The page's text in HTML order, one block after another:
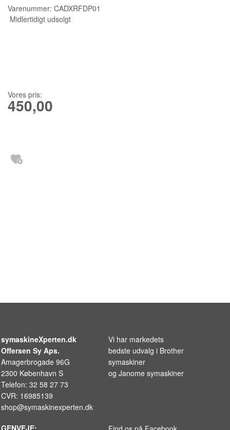
SCANNCUT
Varenummer: CADXRFDP01
Midlertidigt udsolgt
Vores pris:
450,00
symaskineXperten.dk
Offersen Sy Aps.
Amagerbrogade 96G
2300 København S
Telefon: 32 58 27 73
CVR: 16985139
shop@symaskinexperten.dk
Vi har markedets
bedste udvalg i Brother
symaskiner
og Janome symaskiner
GENVEJE: